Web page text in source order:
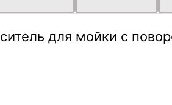
для мойки с